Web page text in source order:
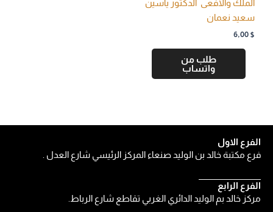
الملك والافعى الدكتور ياسين
سعيد نعمان
6,00 $
طلب من
واتساب
الفرع الاول
فرع مكتبة خالد بن الوليد صنعاء المركز الرئيسي شارع العدل .
الفرع الرابع
مركز خالد بم الوليد الدائري الغربي تقاطع شارع الرباط.